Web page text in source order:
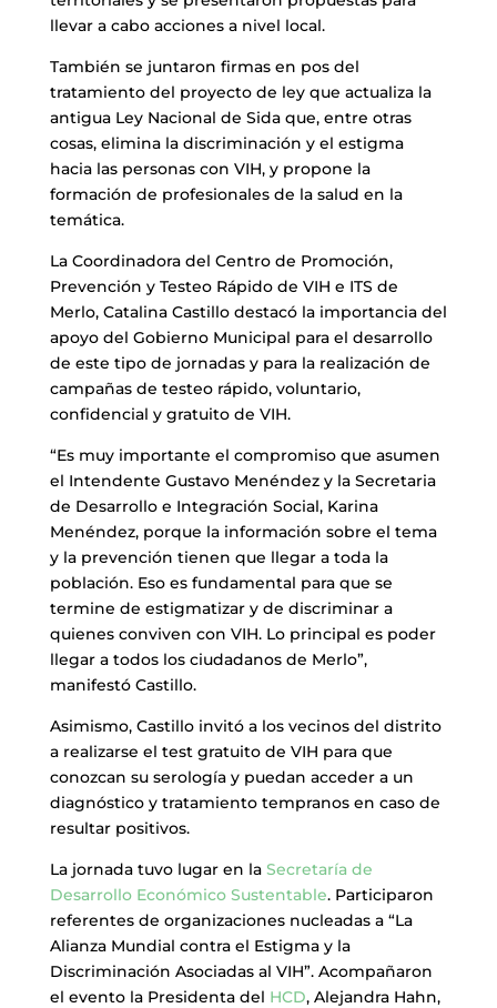
llevar a cabo acciones a nivel local.
También se juntaron firmas en pos del
tratamiento del proyecto de ley que actualiza la
antigua Ley Nacional de Sida que, entre otras
cosas, elimina la discriminación y el estigma
hacia las personas con VIH, y propone la
formación de profesionales de la salud en la
temática.
La Coordinadora del Centro de Promoción,
Prevención y Testeo Rápido de VIH e ITS de
Merlo, Catalina Castillo destacó la importancia del
apoyo del Gobierno Municipal para el desarrollo
de este tipo de jornadas y para la realización de
campañas de testeo rápido, voluntario,
confidencial y gratuito de VIH.
“Es muy importante el compromiso que asumen
el Intendente Gustavo Menéndez y la Secretaria
de Desarrollo e Integración Social, Karina
Menéndez, porque la información sobre el tema
y la prevención tienen que llegar a toda la
población. Eso es fundamental para que se
termine de estigmatizar y de discriminar a
quienes conviven con VIH. Lo principal es poder
llegar a todos los ciudadanos de Merlo”,
manifestó Castillo.
Asimismo, Castillo invitó a los vecinos del distrito
a realizarse el test gratuito de VIH para que
conozcan su serología y puedan acceder a un
diagnóstico y tratamiento tempranos en caso de
resultar positivos.
La jornada tuvo lugar en la Secretaría de
Desarrollo Económico Sustentable. Participaron
referentes de organizaciones nucleadas a “La
Alianza Mundial contra el Estigma y la
Discriminación Asociadas al VIH”. Acompañaron
el evento la Presidenta del HCD, Alejandra Hahn,